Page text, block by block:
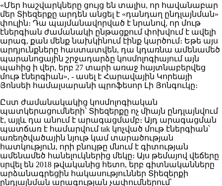
«Մեր հաշվարկները ցույց են տալիս, որ հավանաբար
մեր Տիեզերքը արդեն անցել է «դանդաղ ընդլայնման»
փուլին։ Դա պայմանավորված է նրանով, որ մութ
էներգիան ժամանակի ընթացքում փոխվում է ավելի
արագ, քան մենք նախկինում էինք կարծում։ Եթե այս
արդյունքները հաստատվեն, դա կդառնա ամենամեծ
պարանոցային շրջադարձը կոսմոլոգիայում այն
պահից ի վեր, երբ 27 տարի առաջ հայտնաբերվեց
մութ էներգիան», - ասել է Հարավային Կորեայի
Յոնսեի համալսարանի պրոֆեսոր Լի Յոնգուկը։
Ըստ ժամանակակից կոսմոլոգիական
պատկերացումների՝ Տիեզերքը ոչ միայն ընդլայնվում
է, այլև դա անում է արագացմամբ։ Այդ արագացման
պատճառ է համարվում tak կոչված մութ էներգիան՝
առեղծվածային նյութ կամ տարածության
հատկություն, որի բնույթը մնում է գիտության
ամենամեծ հանելուկներից մեկը։ Այս թեմայով վեճերը
սրվել են 2018 թվականից հետո, երբ գիտնականները
արձանագրեցին հակասություններ Տիեզերքի
ընդլայնման արագության չափումներում՝